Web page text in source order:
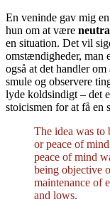
En veninde gav mig
hun om at være
en situation. Det vil
omstændigheder, man
også at det handler
smule og observere
lyde koldsindigt – det
stoicismen for at få en
The idea was to
or peace of
peace of mind
being objective
maintenance of
and lows.